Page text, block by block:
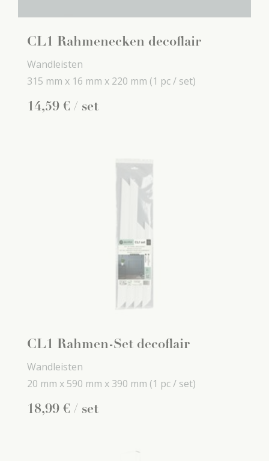
CL1 Rahmenecken decoflair
Wandleisten
315 mm x 16 mm x 220 mm (1 pc / set)
14,59 € / set
CL1 Rahmen-Set decoflair
Wandleisten
20 mm x 590 mm x 390 mm (1 pc / set)
18,99 € / set